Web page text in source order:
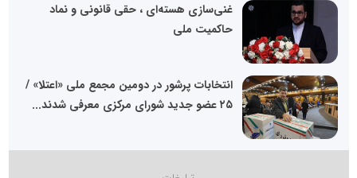
غنی‌سازی هسته‌ای ، حقی قانونی و نماد
حاکمیت ملی
انتخابات پرشور در دومین مجمع ملی «اعتلا» /
۲۵ عضو جدید شورای مرکزی معرفی شدند...